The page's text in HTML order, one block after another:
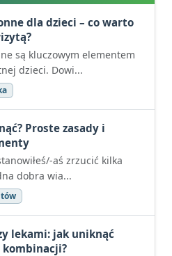
dla dzieci – co warto
są kluczowym elementem
dzieci. Dowi...
Proste zasady i
aś zrzucić kilka
dobra wia...
lekami: jak uniknąć
kombinacji?